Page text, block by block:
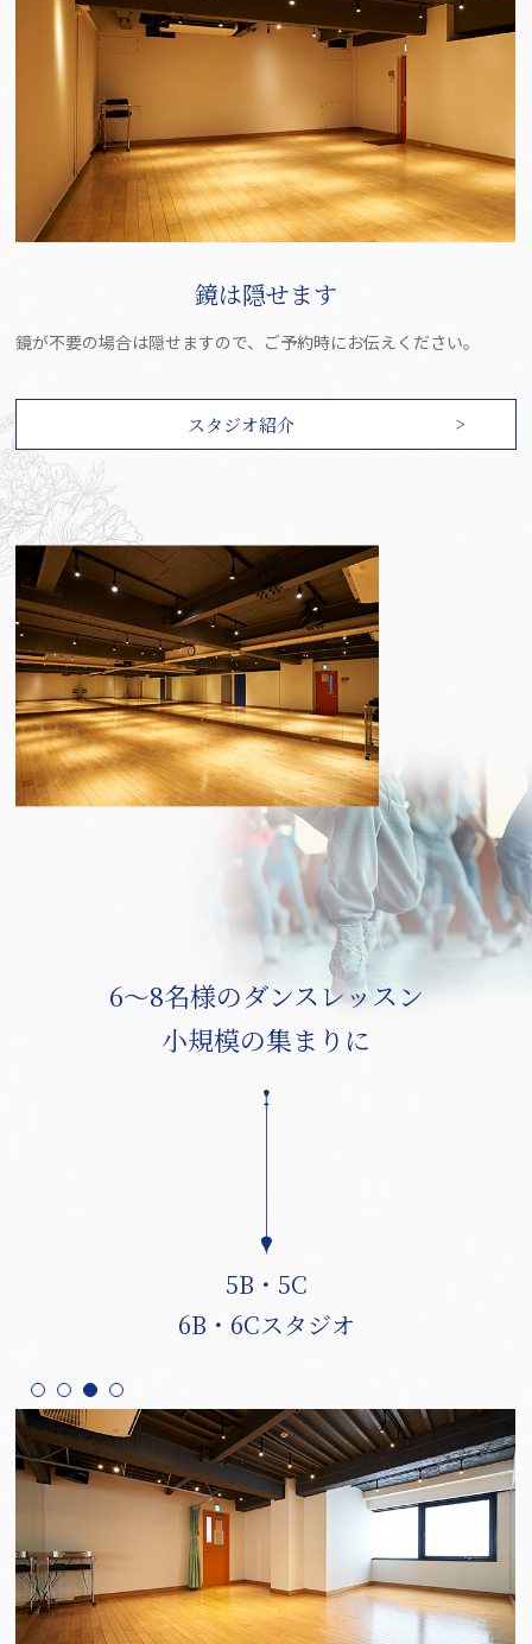
鏡は隠せます
鏡が不要の場合は隠せますので、ご予約時にお伝えください。
スタジオ紹介
6～8名様のダンスレッスン
小規模の集まりに
5B・5C
6B・6Cスタジオ